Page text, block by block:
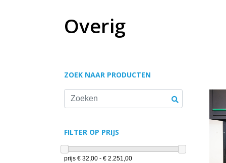
Overig
ZOEK NAAR PRODUCTEN
FILTER OP PRIJS
prijs € 32,00 - € 2.251,00